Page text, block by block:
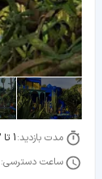
مدت بازدید:1 تا 2 ساعت
ساعت دسترسی: